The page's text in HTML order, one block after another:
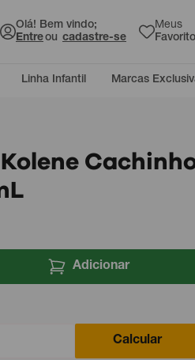
Olá! Bem vindo;
Entreou cadastre-se
Meus
Linha Infantil Marcas
Adicionar
Calcular